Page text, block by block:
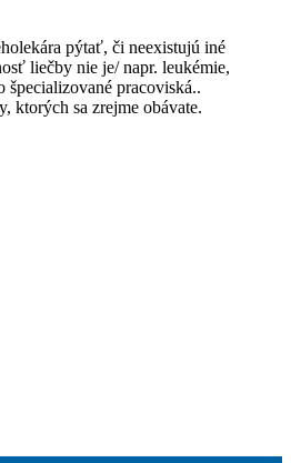
pýtať, či neexistujú iné
liečby nie je/ napr. leukémie,
pracoviská..
ktorých sa zrejme obávate.